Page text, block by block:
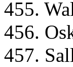
455.
456.
457.